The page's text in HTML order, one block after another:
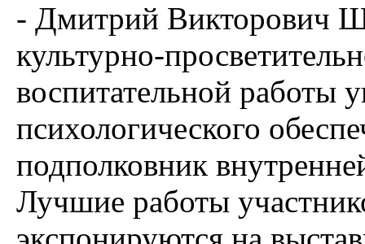
- Дмитрий Викторович
культурно-
воспитательной работы
психологического
подполковник
Лучшие работы